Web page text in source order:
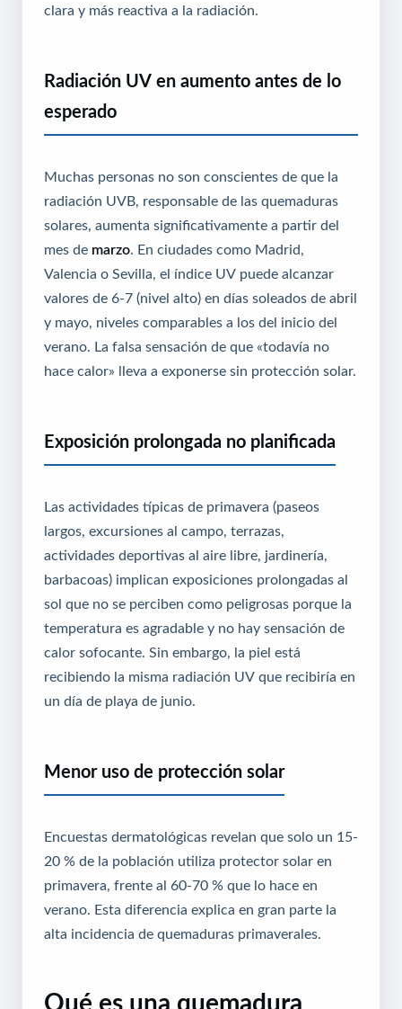
clara y más reactiva a la radiación.
Radiación UV en aumento antes de lo
esperado
Muchas personas no son conscientes de que la
radiación UVB, responsable de las quemaduras
solares, aumenta significativamente a partir del
mes de marzo . En ciudades como Madrid,
Valencia o Sevilla, el índice UV puede alcanzar
valores de 6-7 (nivel alto) en días soleados de abril
y mayo, niveles comparables a los del inicio del
verano. La falsa sensación de que «todavía no
hace calor» lleva a exponerse sin protección solar.
Exposición prolongada no planificada
Las actividades típicas de primavera (paseos
largos, excursiones al campo, terrazas,
actividades deportivas al aire libre, jardinería,
barbacoas) implican exposiciones prolongadas al
sol que no se perciben como peligrosas porque la
temperatura es agradable y no hay sensación de
calor sofocante. Sin embargo, la piel está
recibiendo la misma radiación UV que recibiría en
un día de playa de junio.
Menor uso de protección solar
Encuestas dermatológicas revelan que solo un 15-
20 % de la población utiliza protector solar en
primavera, frente al 60-70 % que lo hace en
verano. Esta diferencia explica en gran parte la
alta incidencia de quemaduras primaverales.
Qué es una quemadura